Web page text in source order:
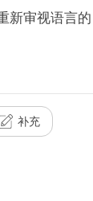
新审视语言的
补充